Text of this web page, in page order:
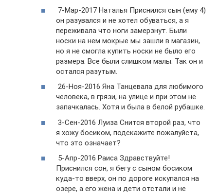
7-Мар-2017 Наталья Приснился сын (ему 4)
он разувался и не хотел обуваться, а я
переживала что ноги замерзнут. Были
носки на нем мокрые мы зашли в магазин,
но я не смогла купить носки не было его
размера. Все были слишком малы. Так он и
остался разутым.
26-Ноя-2016 Яна Танцевала для любимого
человека, в грязи, на улице и при этом не
запачкалась. Хотя и была в белой рубашке.
3-Сен-2016 Луиза Снится второй раз, что
я хожу босиком, подскажите пожалуйста,
что это означает?
5-Апр-2016 Раиса Здравствуйте!
Приснился сон, я бегу с сыном босиком
куда-то вверх, он по дороге искупался на
озере, а его жена и дети отстали и не